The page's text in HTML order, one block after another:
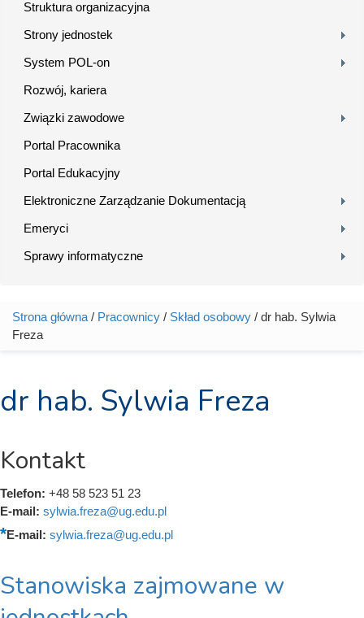
Struktura organizacyjna
Strony jednostek
System POL-on
Rozwój, kariera
Związki zawodowe
Portal Pracownika
Portal Edukacyjny
Elektroniczne Zarządzanie Dokumentacją
Emeryci
Sprawy informatyczne
Jesteś tutaj
Strona główna / Pracownicy / Skład osobowy / dr hab. Sylwia
Freza
dr hab. Sylwia Freza
Kontakt
Telefon: +48 58 523 51 23
E-mail: sylwia.freza@ug.edu.pl
E-mail: sylwia.freza@ug.edu.pl
Stanowiska zajmowane w